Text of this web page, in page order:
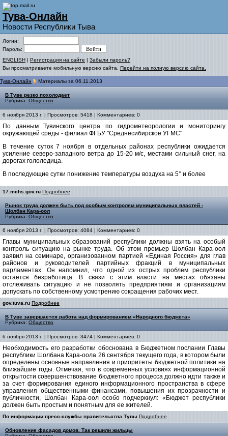
Тува-Онлайн
Новости Республики Тыва
Логин:
Пароль:
ENGLISH | Регистрация на сайте | Забыли пароль?
Вы просматриваете мобильную версию сайта. Перейти на полную версию сайта.
Тува-Онлайн Материалы за 06.11.2013
В Туве резко похолодает
Рубрика: Общество
6 ноября 2013 г. | Просмотров: 5418 | Комментариев: 0
По данным Тувинского центра по гидрометеорологии и мониторингу
окружающей среды - филиал ФГБУ "Среднесибирское УГМС"
В течение суток 7 ноября в отдельных районах республики ожидается
усиление северо-западного ветра до 15-20 м/с, местами сильный снег, на
дорогах гололедица.
В последующие сутки понижение температуры воздуха на 5° и более
17.mchs.gov.ru Подробнее
Рынок труда должен быть под особым контролем муниципальных властей -
Шолбан Кара-оол
Рубрика: Общество
6 ноября 2013 г. | Просмотров: 4084 | Комментариев: 0
Главы муниципальных образований республики должны взять на особый
контроль ситуацию на рынке труда. Об этом премьер Шолбан Кара-оол
заявил на семинаре, организованном партией «Единая Россия» для глав
районов и руководителей партийных фракций в муниципальных
парламентах. Он напомнил, что одной из острых проблем республики
остается безработица. В связи с этим власти на местах обязаны
отслеживать ситуацию и не позволять предприятиям и организациям
допускать по собственному усмотрению сокращения рабочих мест.
gov.tuva.ru Подробнее
В Туве завершается работа над формированием «Народного бюджета»
Рубрика: Общество
6 ноября 2013 г. | Просмотров: 3474 | Комментариев: 0
Необходимость его разработки обоснована в Бюджетном послании Главы
республики Шолбана Кара-оола 26 сентября текущего года, в котором были
определены основные направления и приоритеты бюджетной политики на
ближайшие годы. Отмечая, что в современных условиях информационной
открытости совершенствование бюджетного процесса должно идти также и
за счет формирования единого информационного пространства в сфере
управления общественными финансами, повышения их прозрачности и
публичности, Шолбан Кара-оол особо подчеркнул: «Бюджет республики
должен быть простым и понятным для ее жителей.
По информации пресс-службы правительства Тувы Подробнее
Обновление фасадов домов. Так решили жильцы